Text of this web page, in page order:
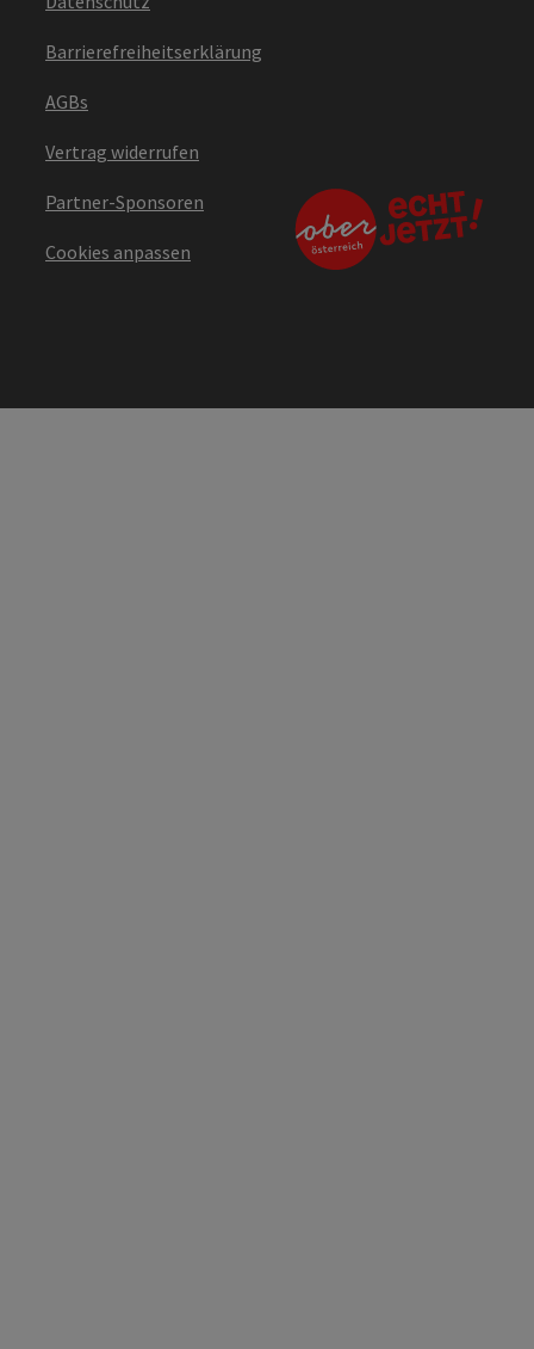
Barrierefreiheitserklärung
AGBs
Vertrag widerrufen
Partner-Sponsoren
Cookies anpassen